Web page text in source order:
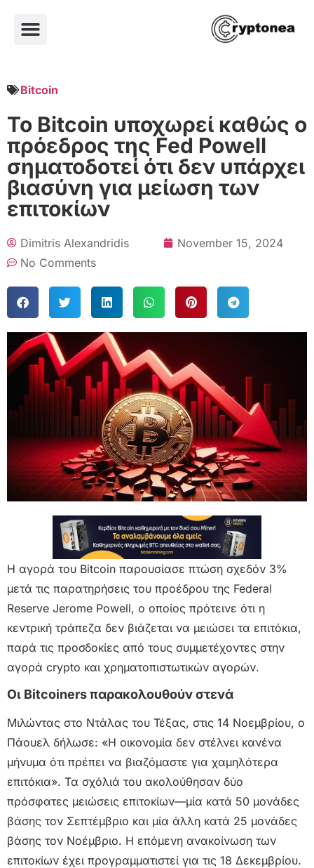
Bitcoin
Το Bitcoin υποχωρεί καθώς ο
πρόεδρος της Fed Powell
σηματοδοτεί ότι δεν υπάρχει
βιασύνη για μείωση των
επιτοκίων
Dimitris Alexandridis
November 15, 2024
No Comments
Η αγορά του Bitcoin παρουσίασε πτώση σχεδόν 3%
μετά τις παρατηρήσεις του προέδρου της Federal
Reserve Jerome Powell, ο οποίος πρότεινε ότι η
κεντρική τράπεζα δεν βιάζεται να μειώσει τα επιτόκια,
παρά τις προσδοκίες από τους συμμετέχοντες στην
αγορά crypto και χρηματοπιστωτικών αγορών.
Οι Bitcoiners παρακολουθούν στενά
Μιλώντας στο Ντάλας του Τέξας, στις 14 Νοεμβρίου, ο
Πάουελ δήλωσε: «Η οικονομία δεν στέλνει κανένα
μήνυμα ότι πρέπει να βιαζόμαστε για χαμηλότερα
επιτόκια». Τα σχόλιά του ακολούθησαν δύο
πρόσφατες μειώσεις επιτοκίων—μία κατά 50 μονάδες
βάσης τον Σεπτέμβριο και μία άλλη κατά 25 μονάδες
βάσης τον Νοέμβριο. Η επόμενη ανακοίνωση των
επιτοκίων έχει προγραμματιστεί για τις 18 Δεκεμβρίου.